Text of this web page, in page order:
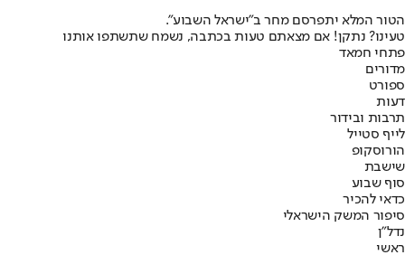
הטור המלא יתפרסם מחר ב"ישראל השבוע".
טעינו? נתקן! אם מצאתם טעות בכתבה, נשמח שתשתפו אותנו
פתחי חמאד
מדורים
ספורט
דעות
תרבות ובידור
לייף סטייל
הורוסקופ
שישבת
סוף שבוע
כדאי להכיר
סיפור המשק הישראלי
נדל"ן
ראשי